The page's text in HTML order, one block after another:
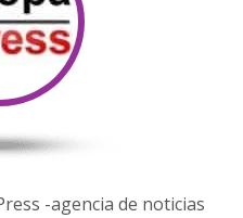
-agencia de noticias